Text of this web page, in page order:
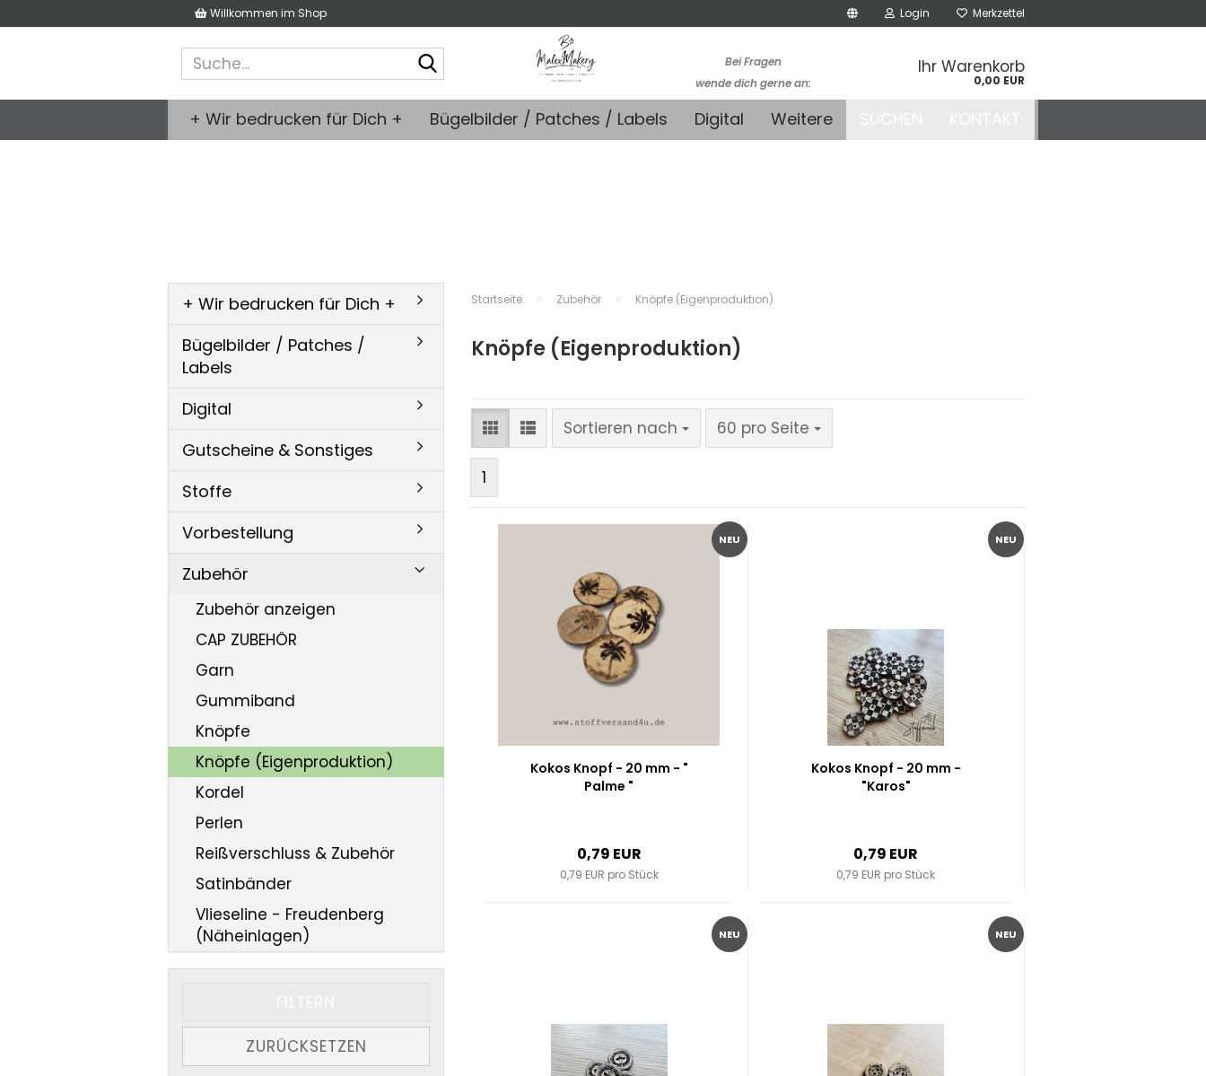
Willkommen im Shop Login Merkzettel
Bei Fragen
wende dich gerne an:
kontakt@stoffmonk.de
-Kein telefonischer
Ihr Warenkorb
0,00 EUR
+ Wir bedrucken für Dich + Bügelbilder / Patches / Labels Digital Weitere
Startseite Zubehör Knöpfe (Eigenproduktion)
Knöpfe (Eigenproduktion)
Sortieren nach
Sortieren nach 60 pro Seite
pro Seite
1
NEU
Kokos Knopf - 20 mm - "
Palme "
0,79 EUR
0,79 EUR pro Stück
NEU
Kokos Knopf - 20 mm -
"Karos"
0,79 EUR
0,79 EUR pro Stück
NEU NEU
+ Wir bedrucken für Dich +
Bügelbilder / Patches /
Labels
Digital
Gutscheine & Sonstiges
Stoffe
Vorbestellung
Zubehör
Zubehör anzeigen
CAP ZUBEHÖR
Garn
Gummiband
Knöpfe
Knöpfe (Eigenproduktion)
Kordel
Perlen
Reißverschluss & Zubehör
Satinbänder
Vlieseline - Freudenberg
(Näheinlagen)
ZURÜCKSETZEN